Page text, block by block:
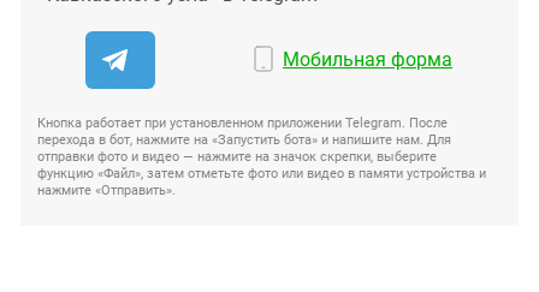
Мобильная форма
Кнопка работает при установленном приложении Telegram. После
перехода в бот, нажмите на «Запустить бота» и напишите нам. Для
отправки фото и видео — нажмите на значок скрепки, выберите
функцию «Файл», затем отметьте фото или видео в памяти устройства и
нажмите «Отправить».